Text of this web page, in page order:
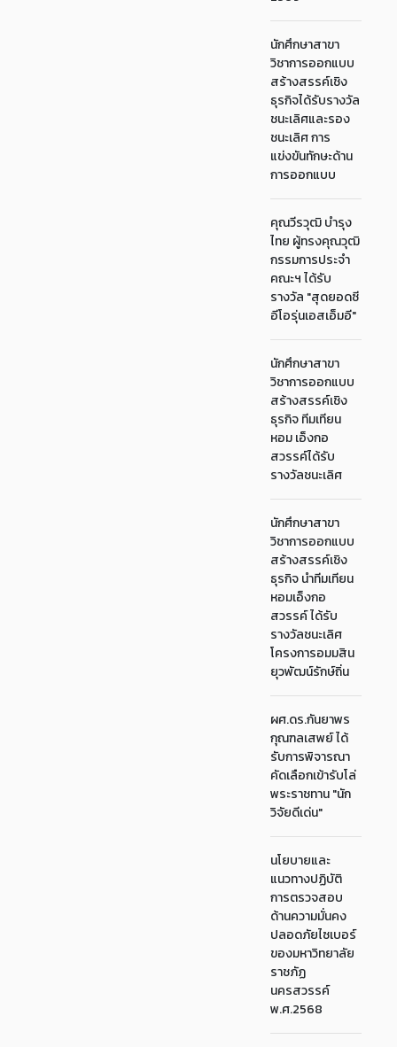
นักศึกษาสาขา
วิชาการออกแบบ
สร้างสรรค์เชิง
ธุรกิจได้รับรางวัล
ชนะเลิศและรอง
ชนะเลิศ การ
แข่งขันทักษะด้าน
การออกแบบ
คุณวีรวุฒิ บำรุง
ไทย ผู้ทรงคุณวุฒิ
กรรมการประจำ
คณะฯ ได้รับ
รางวัล "สุดยอดซี
อีโอรุ่นเอสเอ็มอี"
นักศึกษาสาขา
วิชาการออกแบบ
สร้างสรรค์เชิง
ธุรกิจ ทีมเทียน
หอม เอ็งกอ
สวรรค์ได้รับ
รางวัลชนะเลิศ
นักศึกษาสาขา
วิชาการออกแบบ
สร้างสรรค์เชิง
ธุรกิจ นำทีมเทียน
หอมเอ็งกอ
สวรรค์ ได้รับ
รางวัลชนะเลิศ
โครงการอมมสิน
ยุวพัฒน์รักษ์ถิ่น
ผศ.ดร.กันยาพร
กุณฑลเสพย์ ได้
รับการพิจารณา
คัดเลือกเข้ารับโล่
พระราชทาน "นัก
วิจัยดีเด่น"
นโยบายและ
แนวทางปฏิบัติ
การตรวจสอบ
ด้านความมั่นคง
ปลอดภัยไซเบอร์
ของมหาวิทยาลัย
ราชภัฏ
นครสวรรค์
พ.ศ.2568